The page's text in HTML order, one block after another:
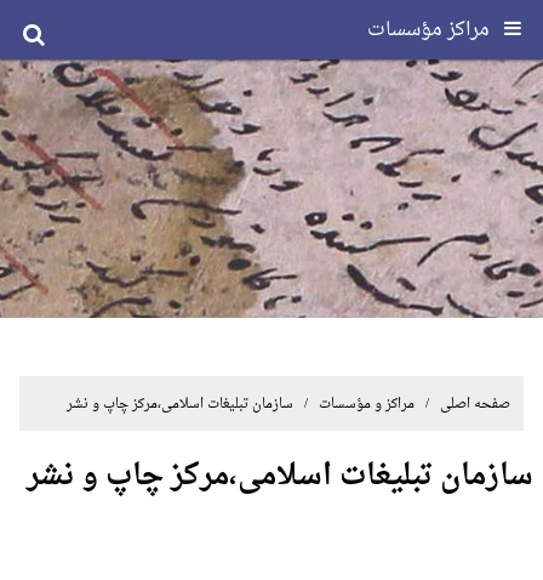
مراکز مؤسسات
صفحه اصلی / مراکز و مؤسسات / سازمان تبلیغات اسلامی،مرکز چاپ و نشر
سازمان تبلیغات اسلامی،مرکز چاپ و نشر